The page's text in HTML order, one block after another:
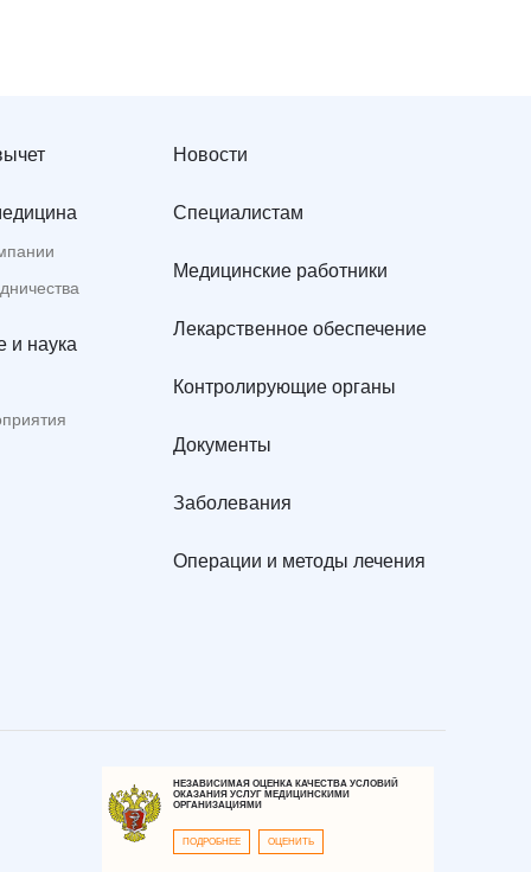
и наука
Новости
Специалистам
Медицинские работники
Лекарственное обеспечение
Контролирующие органы
Документы
Заболевания
Операции и методы лечения
НЕЗАВИСИМАЯ ОЦЕНКА КАЧЕСТВА УСЛОВИЙ
ОКАЗАНИЯ УСЛУГ МЕДИЦИНСКИМИ
ОРГАНИЗАЦИЯМИ
ПОДРОБНЕЕ ОЦЕНИТЬ